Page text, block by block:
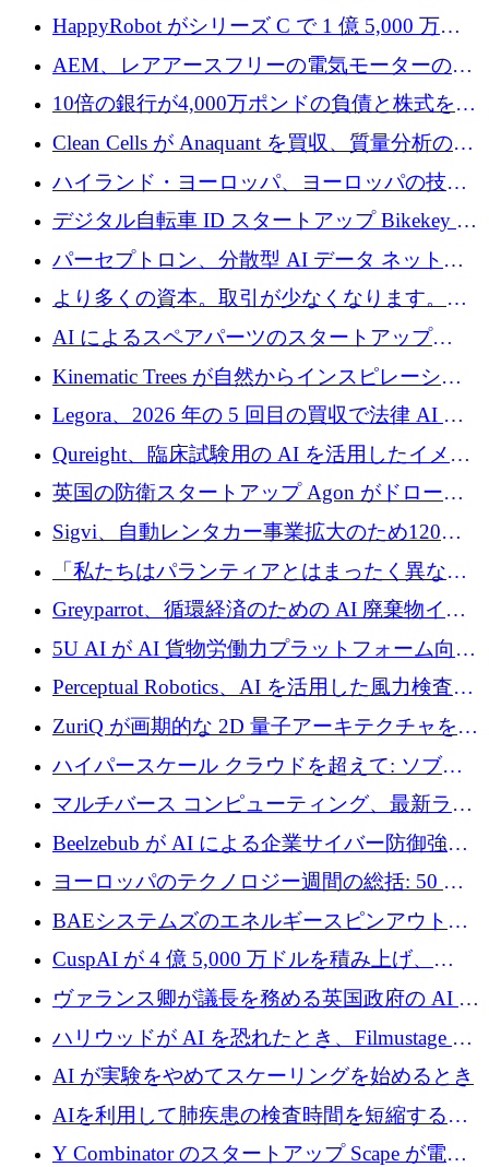
に 600 万ユーロを調達
HappyRobot がシリーズ C で 1 億 5,000 万ド
ルを獲得し、企業運営向けにエージェント AI
を拡張
AEM、レアアースフリーの電気モーターの革
新を加速するために1,600万ポンドを確保
10倍の銀行が4,000万ポンドの負債と株式を調
達
Clean Cells が Anaquant を買収、質量分析の専
門知識によるバイオ医薬品の品質管理を拡大
ハイランド・ヨーロッパ、ヨーロッパの技術
規模拡大を支援するために11億ユーロのファ
ンドVIを閉鎖
デジタル自転車 ID スタートアップ Bikekey が
TÖNNJES への投資を確保
パーセプトロン、分散型 AI データ ネットワ
ークの構築に 650 万ドルを調達
より多くの資本。取引が少なくなります。
2026 年上半期がヨーロッパのテクノロジーに
ついて語ること
AI によるスペアパーツのスタートアップ
Intropy が 1,100 万ドルを調達
Kinematic Trees が自然からインスピレーショ
ンを得たロボット ソフトウェアを拡張するた
めに 58 万 5,000 ポンドを調達
Legora、2026 年の 5 回目の買収で法律 AI ス
タートアップ Wexler を買収
Qureight、臨床試験用の AI を活用したイメー
ジング プラットフォームを拡張するためにシ
リーズ B で 2,000 万ドルを確保
英国の防衛スタートアップ Agon がドローン
攻撃に対抗する仮想戦場を構築、3,000 万ドル
を調達
Sigvi、自動レンタカー事業拡大のため120万
ユーロを調達
「私たちはパランティアとはまったく異なる
会社です」とフランス人の「控えめな」後任
者は言う
Greyparrot、循環経済のための AI 廃棄物イン
テリジェンスを拡張するためにシリーズ B で
2,700 万ドルを確保
5U AI が AI 貨物労働力プラットフォーム向け
に 320 万ドルのプレシードを獲得
Perceptual Robotics、AI を活用した風力検査の
規模拡大に向けて 400 万ポンド以上を確保
ZuriQ が画期的な 2D 量子アーキテクチャを拡
張するために 2,550 万ドルを調達
ハイパースケール クラウドを超えて: ソブリ
ン コンピューティングに対する DFINITY の
ビジョン
マルチバース コンピューティング、最新ラウ
ンドで最大 5 億 7,000 万ドルを目標
Beelzebub が AI による企業サイバー防御強化
のために 300 万ユーロを調達
ヨーロッパのテクノロジー週間の総括: 50 以
上の取引に 10 億ユーロ以上を投資
BAEシステムズのエネルギースピンアウト原
子力タービンが1500万ポンドの資金調達でス
テルスから浮上
CuspAI が 4 億 5,000 万ドルを積み上げ、
Resist.UA が 5,000 万ユーロの基金を立ち上
げ、DSIT が廃止される
ヴァランス卿が議長を務める英国政府の AI タ
スクフォースが発足
ハリウッドが AI を恐れたとき、Filmustage は
代わりにプリプロダクションに賭けました
AI が実験をやめてスケーリングを始めるとき
AIを利用して肺疾患の検査時間を短縮する英
国のヘルステック挑戦者が1900万ドルを獲得
Y Combinator のスタートアップ Scape が電子